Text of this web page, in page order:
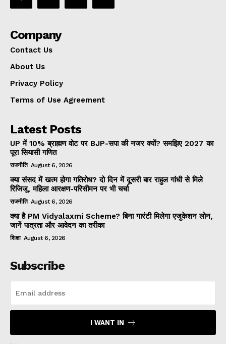
Company
Contact Us
About Us
Privacy Policy
Terms of Use Agreement
Latest Posts
UP में 10% ब्राह्मण वोट पर BJP-सपा की नजर क्यों? समझिए 2027 का
पूरा सियासी गणित
राजनीति August 6, 2026
क्या संसद में खत्म होगा गतिरोध? दो दिन में दूसरी बार राहुल गांधी से मिले
रिजिजू, महिला आरक्षण-परिसीमन पर भी चर्चा
राजनीति August 6, 2026
क्या है PM Vidyalaxmi Scheme? बिना गारंटी मिलेगा एजुकेशन लोन,
जानें पात्रता और आवेदन का तरीका
शिक्षा August 6, 2026
Subscribe
I WANT IN